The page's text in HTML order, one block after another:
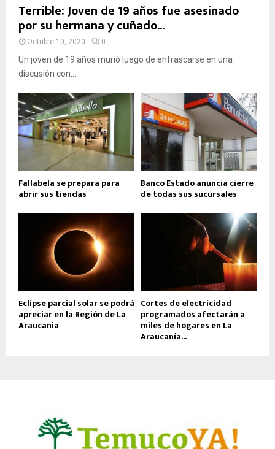
Terrible: Joven de 19 años fue asesinado
por su hermana y cuñado...
Octubre 10, 2020 0
Un joven de 19 años murió luego de enfrascarse en una
discusión con...
Fallabela se prepara para
abrir sus tiendas
Banco Estado anuncia cierre
de todas sus sucursales
Eclipse parcial solar se podrá
apreciar en la Región de La
Araucania
Cortes de electricidad
programados afectarán a
miles de hogares en La
Araucanía...